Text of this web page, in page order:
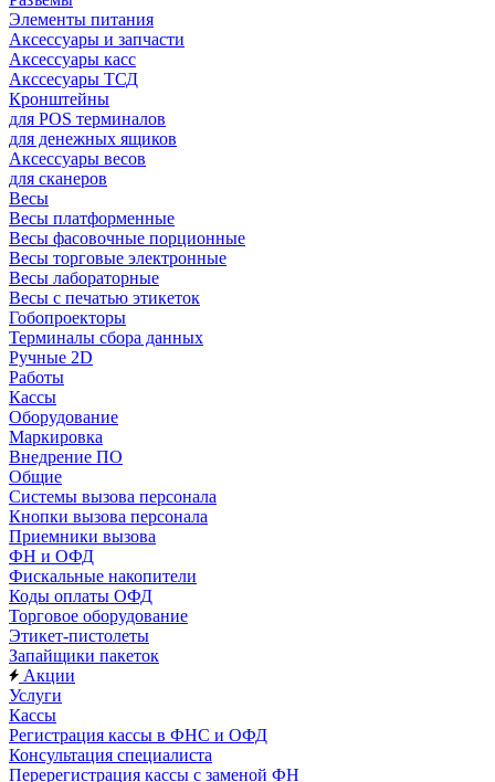
Элементы питания
Аксессуары и запчасти
Аксессуары касс
Акссесуары ТСД
Кронштейны
для POS терминалов
для денежных ящиков
Аксессуары весов
для сканеров
Весы
Весы платформенные
Весы фасовочные порционные
Весы торговые электронные
Весы лабораторные
Весы с печатью этикеток
Гобопроекторы
Терминалы сбора данных
Ручные 2D
Работы
Кассы
Оборудование
Маркировка
Внедрение ПО
Общие
Системы вызова персонала
Кнопки вызова персонала
Приемники вызова
ФН и ОФД
Фискальные накопители
Коды оплаты ОФД
Торговое оборудование
Этикет-пистолеты
Запайщики пакеток
Акции
Услуги
Кассы
Регистрация кассы в ФНС и ОФД
Консультация специалиста
Перерегистрация кассы с заменой ФН